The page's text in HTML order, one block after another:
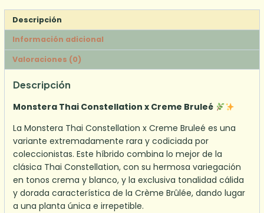
cantidad
Descripción
Información adicional
Valoraciones (0)
Descripción
Monstera Thai Constellation x Creme Bruleé
La Monstera Thai Constellation x Creme Bruleé es una
variante extremadamente rara y codiciada por
coleccionistas. Este híbrido combina lo mejor de la
clásica Thai Constellation, con su hermosa variegación
en tonos crema y blanco, y la exclusiva tonalidad cálida
y dorada característica de la Crème Brûlée, dando lugar
a una planta única e irrepetible.